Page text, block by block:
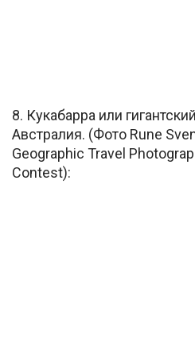
8. Кукабарра или
Австралия. (Фото Rune
Geographic Travel
Contest):